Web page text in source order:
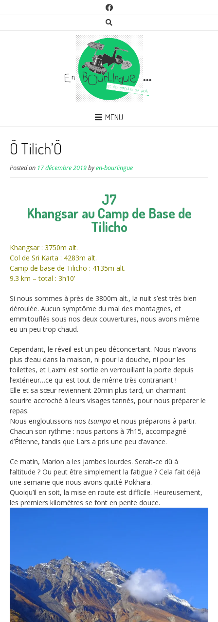
MENU
Ô Tilich’Ô
Posted on 17 décembre 2019byen-bourlingue
J7
Khangsar au Camp de Base de
Tilicho
Khangsar : 3750m alt.
Col de Sri Karta : 4283m alt.
Camp de base de Tilicho : 4135m alt.
9.3 km – total : 3h10’
Si nous sommes à près de 3800m alt., la nuit s’est très bien
déroulée. Aucun symptôme du mal des montagnes, et
emmitouflés sous nos deux couvertures, nous avons même
eu un peu trop chaud.
Cependant, le réveil est un peu déconcertant. Nous n’avons
plus d’eau dans la maison, ni pour la douche, ni pour les
toilettes, et Laxmi est sortie en verrouillant la porte depuis
l’extérieur…ce qui est tout de même très contrariant !
Elle et sa sœur reviennent 20min plus tard, un charmant
sourire accroché à leurs visages tannés, pour nous préparer le
repas.
Nous engloutissons nos tsampa et nous préparons à partir.
Chacun son rythme : nous partons à 7h15, accompagné
d’Étienne, tandis que Lars a pris une peu d’avance.
Ce matin, Marion a les jambes lourdes. Serait-ce dû à
l’altitude ? Ou peut être simplement la fatigue ? Cela fait déjà
une semaine que nous avons quitté Pokhara.
Quoiqu’il en soit, la mise en route est difficile. Heureusement,
les premiers kilomètres se font en pente douce.